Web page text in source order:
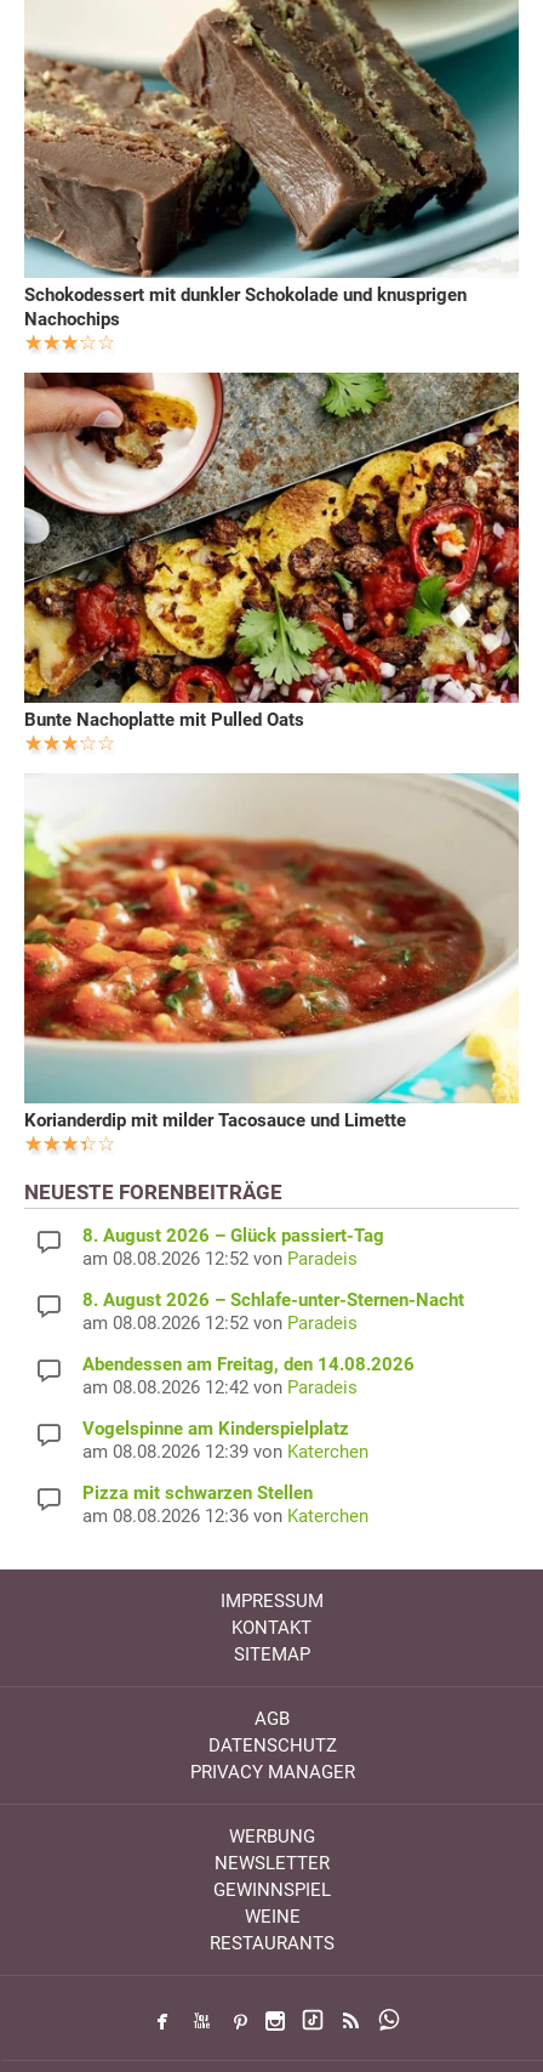
Schokodessert mit dunkler Schokolade und knusprigen
Nachochips
Bunte Nachoplatte mit Pulled Oats
Korianderdip mit milder Tacosauce und Limette
NEUESTE FORENBEITRÄGE
8. August 2026 – Glück passiert-Tag
am 08.08.2026 12:52 von Paradeis
8. August 2026 – Schlafe-unter-Sternen-Nacht
am 08.08.2026 12:52 von Paradeis
Abendessen am Freitag, den 14.08.2026
am 08.08.2026 12:42 von Paradeis
Vogelspinne am Kinderspielplatz
am 08.08.2026 12:39 von Katerchen
Pizza mit schwarzen Stellen
am 08.08.2026 12:36 von Katerchen
IMPRESSUM
KONTAKT
SITEMAP
AGB
DATENSCHUTZ
PRIVACY MANAGER
WERBUNG
NEWSLETTER
GEWINNSPIEL
WEINE
RESTAURANTS